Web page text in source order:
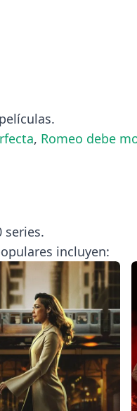
, Romeo debe
series.
incluyen: